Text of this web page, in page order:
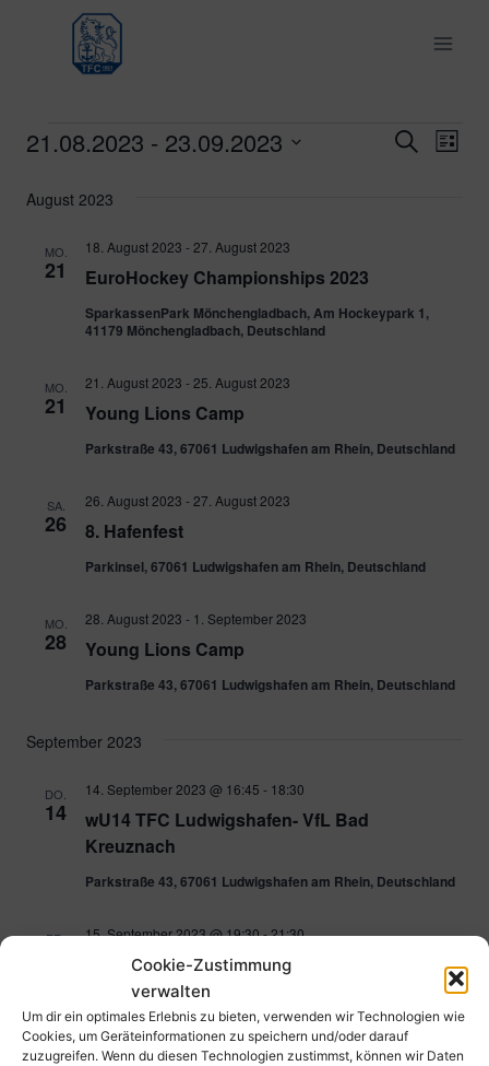
Cookie-Zustimmung
verwalten
Um dir ein optimales Erlebnis zu bieten, verwenden wir Technologien wie
Cookies, um Geräteinformationen zu speichern und/oder darauf
zuzugreifen. Wenn du diesen Technologien zustimmst, können wir Daten
springen
Veranstaltungen SucheListe
21.08.2023 - 23.09.2023
wählen.
August 2023
MO.
21 EuroHockey Championships 2023
18. August 2023 - 27. August 2023
SparkassenPark Mönchengladbach, Am Hockeypark 1,
41179 Mönchengladbach, Deutschland
MO.
21 Young Lions Camp
21. August 2023 - 25. August 2023
Parkstraße 43, 67061 Ludwigshafen am Rhein, Deutschland
SA.
26 8. Hafenfest
26. August 2023 - 27. August 2023
Parkinsel, 67061 Ludwigshafen am Rhein, Deutschland
MO.
28 Young Lions Camp
28. August 2023 - 1. September 2023
Parkstraße 43, 67061 Ludwigshafen am Rhein, Deutschland
September 2023
DO.
14
wU14 TFC Ludwigshafen- VfL Bad
Kreuznach
14. September 2023 @ 16:45 - 18:30
Parkstraße 43, 67061 Ludwigshafen am Rhein, Deutschland
FR.
mU16 TFC LU / Kreuznacher HC – TSG
Heidesheim
15. September 2023 @ 19:30-21:30
Parkstraße 43, 67061 Ludwigshafen am Rhein, Deutschland